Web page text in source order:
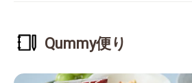
Qummy便り